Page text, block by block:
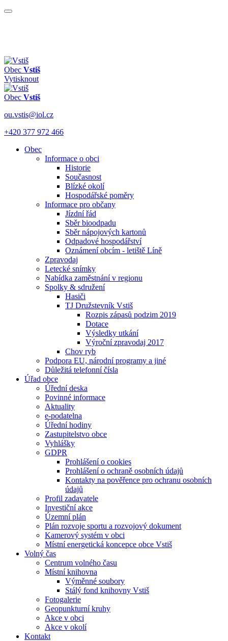
Obec Vstiš
Vytisknout
Obec Vstiš
ou.vstis@iol.cz
+420 377 972 466
Obec
Informace o obci
Historie
Současnost
Blízké okolí
Hospodářské poměry
Informace pro občany
Jízdní řád
Sběr bioodpadu
Sběr nápojových kartonů
Odpadové hospodářství
Oznámení obcím - letiště Líně
Zpravodaj
Letecké snímky
Nabídka zaměstnání v regionu
Spolky & sdružení
Hasiči
TJ Družstevník Vstiš
Rozpis zápasů podzim 2019
Dotace
Výsledky utkání
Výroční zpravodaj 2017
Chov ryb
Podpora EU, národní programy a jiné
Důležitá telefonní čísla
Úřad obce
Úřední deska
Povinné informace
Aktuality
e-podatelna
Úřední hodiny
Zastupitelstvo obce
Vyhlášky
GDPR
Prohlášení o cookies
Prohlášení o ochraně osobních údajů
Kontakty na pověřence pro ochranu osobních
údajů
Profil zadavatele
Investiční akce
Územní plán
Plán rozvoje sportu a rozvojový dokument
Kamerový systém v obci
Místní energetická koncepce obce Vstiš
Volný čas
Centrum volného času
Místní knihovna
Výměnné soubory
Stálý fond knihovny Vstiš
Fotogalerie
Geopunkturní kruhy
Akce v obci
Akce v okolí
Kontakt